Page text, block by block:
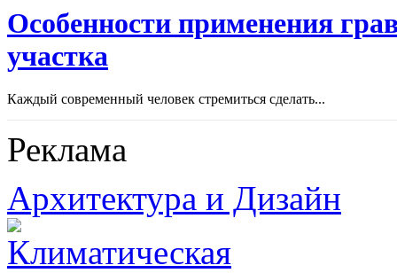
Особенности применения
участка
Каждый современный человек стремиться сделать...
Реклама
Архитектура и Дизайн